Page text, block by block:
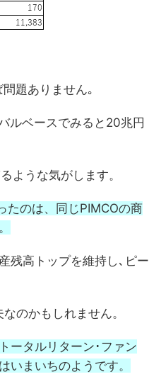
題ありません｡
ルベースでみると20兆円
ような気がします。
たのは、同じPIMCOの商
残高トップを維持し､ピー
のかもしれません。
ータルリターン･ファン
いまいちのようです。